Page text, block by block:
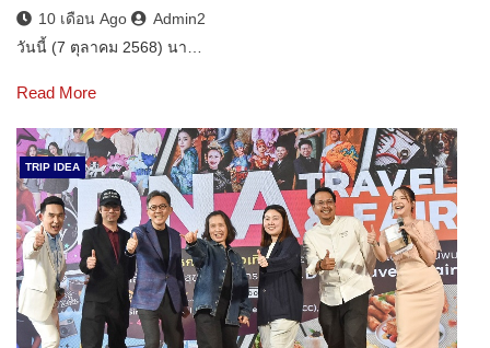
10 เดือน Ago
Admin2
วันนี้ (7 ตุลาคม 2568) นา…
Read More
TRIP IDEA